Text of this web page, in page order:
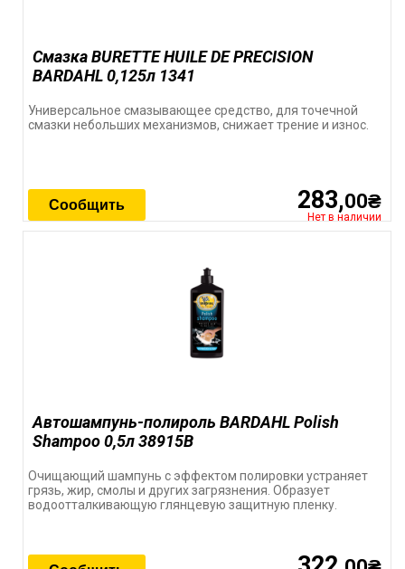
Cмазка BURETTE HUILE DE PRECISION
BARDAHL 0,125л 1341
Универсальное смазывающее средство, для точечной
смазки небольших механизмов, снижает трение и износ.
283,00₴
Нет в наличии
Сообщить
Автошампунь-полироль BARDAHL Polish
Shampoo 0,5л 38915B
Очищающий шампунь с эффектом полировки устраняет
грязь, жир, смолы и других загрязнения. Образует
водоотталкивающую глянцевую защитную пленку.